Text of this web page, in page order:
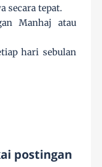
secara tepat.
Manhaj atau
hari sebulan
postingan